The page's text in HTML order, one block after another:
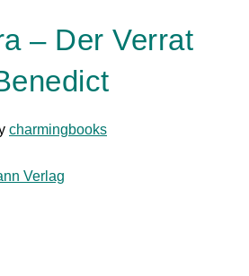
– Der Verrat
charmingbooks
Verlag